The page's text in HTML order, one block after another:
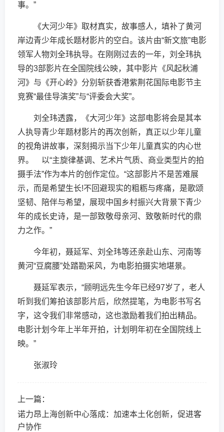
事。”
《大河少年》取材真实，故事感人，填补了黄河
岸边青少年成长题材影片的空白。该片由“新文旅”电影
领军人物刘全玮执导。在刚刚过去的一年，刘全玮执
导的3部影片在全国院线公映，其中影片《风起秋浦
河》与《开心岭》分别斩获香港紫荆花国际电影节主
竞赛“最佳导演奖”与“评委会大奖”。
刘全玮透露，《大河少年》这部电影将会是其本
人执导青少年题材影片的再次创新，真正以少年儿童
的视角讲故事，深刻揭示当下少年儿童真实的内心世
界。 以“主旋律基调、艺术片气质、商业类型片的拍
摄手法”作为本片的创作定位。“这部影片不是苦难展
示，而是希望生长!不回避现实的粗粝与疼痛，是歌颂
坚韧、陪伴与希望，展现中国乡村振兴大背景下青少
年的成长史诗，是一部致敬母亲河、致敬新时代的鼎
力之作。”
今年初，聂延军、刘全玮等还亲赴山东、河南等
黄河“豆腐腰”处踏勘采风，为电影拍摄实地堪景。
聂延军表示，“顾明远先生今年已经97岁了，老人
听到我们筹拍该部影片后，欣然提笔，为电影书写名
字，这令我们非常感动，这也激励着我们拍出精品。
电影计划今年上半年开拍，计划明年初在全国院线上
映。”
张淑玲
上一篇：
诺力昂上海创新中心落成：加速本土化创新，促进客
户协作